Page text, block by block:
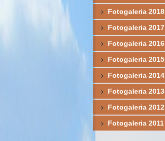
Fotogaleria 2018
Fotogaleria 2017
Fotogaleria 2016
Fotogaleria 2015
Fotogaleria 2014
Fotogaleria 2013
Fotogaleria 2012
Fotogaleria 2011